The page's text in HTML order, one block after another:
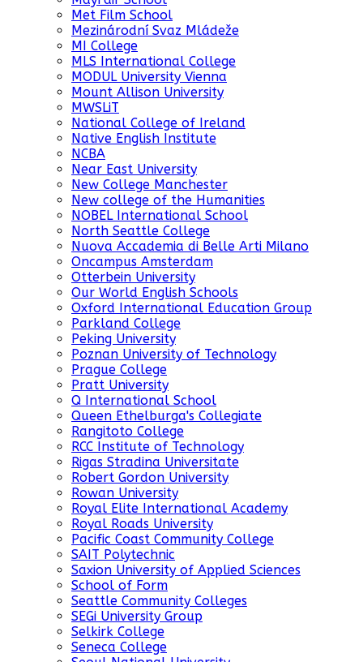
Met Film School
Mezinárodní Svaz Mládeže
MI College
MLS International College
MODUL University Vienna
Mount Allison University
MWSLiT
National College of Ireland
Native English Institute
NCBA
Near East University
New College Manchester
New college of the Humanities
NOBEL International School
North Seattle College
Nuova Accademia di Belle Arti Milano
Oncampus Amsterdam
Otterbein University
Our World English Schools
Oxford International Education Group
Parkland College
Peking University
Poznan University of Technology
Prague College
Pratt University
Q International School
Queen Ethelburga's Collegiate
Rangitoto College
RCC Institute of Technology
Rigas Stradina Universitate
Robert Gordon University
Rowan University
Royal Elite International Academy
Royal Roads University
Pacific Coast Community College
SAIT Polytechnic
Saxion University of Applied Sciences
School of Form
Seattle Community Colleges
SEGi University Group
Selkirk College
Seneca College